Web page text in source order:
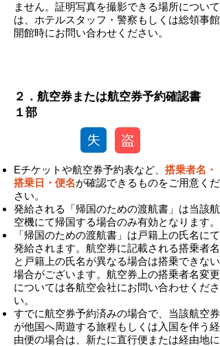
ません。証明写真を撮影できる場所について
は、ホテルスタッフ・警察もしくは総領事館
開館時にお問い合わせください。
​２．航空券または航空券予約確認書
１部
Eチケットや航空券予約表など、 搭乗者名・
搭乗日・便名が確認できるものをご用意くだ
さい。
発給される「帰国のための渡航書」は当該航
空機にて帰国する場合のみ有効となります。
「帰国のための渡航書」は戸籍上の氏名にて
発給されます。航空券に記載される搭乗者名
と戸籍上の氏名が異なる場合は搭乗できない
場合がございます。航空券上の搭乗者名変更
については各航空会社にお問い合わせくださ
い。
​すでに航空券予約済みの場合で、当該航空券
が他国へ周遊する旅程もしくは入国を伴う経
由便の場合は、新たに直行便または経由地に